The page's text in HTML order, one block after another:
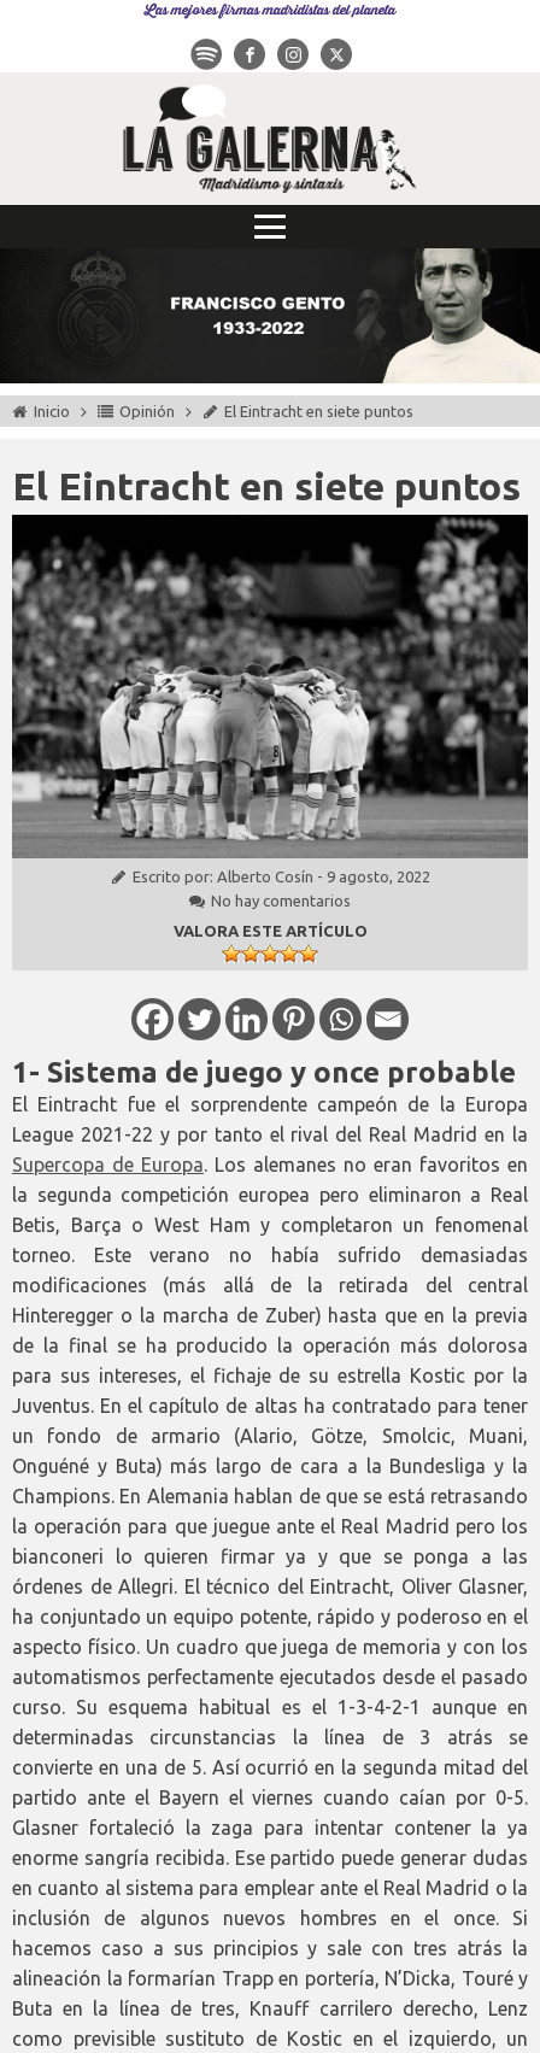
Las mejores firmas madridistas del planeta
Inicio Opinión El Eintracht en siete puntos
El Eintracht en siete puntos
Escrito por: Alberto Cosín - 9 agosto, 2022
No hay comentarios
VALORA ESTE ARTÍCULO
1- Sistema de juego y once probable
El Eintracht fue el sorprendente campeón de la Europa
League 2021-22 y por tanto el rival del Real Madrid en la
Supercopa de Europa. Los alemanes no eran favoritos en
la segunda competición europea pero eliminaron a Real
Betis, Barça o West Ham y completaron un fenomenal
torneo. Este verano no había sufrido demasiadas
modificaciones (más allá de la retirada del central
Hinteregger o la marcha de Zuber) hasta que en la previa
de la final se ha producido la operación más dolorosa
para sus intereses, el fichaje de su estrella Kostic por la
Juventus. En el capítulo de altas ha contratado para tener
un fondo de armario (Alario, Götze, Smolcic, Muani,
Onguéné y Buta) más largo de cara a la Bundesliga y la
Champions. En Alemania hablan de que se está retrasando
la operación para que juegue ante el Real Madrid pero los
bianconeri lo quieren firmar ya y que se ponga a las
órdenes de Allegri. El técnico del Eintracht, Oliver Glasner,
ha conjuntado un equipo potente, rápido y poderoso en el
aspecto físico. Un cuadro que juega de memoria y con los
automatismos perfectamente ejecutados desde el pasado
curso. Su esquema habitual es el 1-3-4-2-1 aunque en
determinadas circunstancias la línea de 3 atrás se
convierte en una de 5. Así ocurrió en la segunda mitad del
partido ante el Bayern el viernes cuando caían por 0-5.
Glasner fortaleció la zaga para intentar contener la ya
enorme sangría recibida. Ese partido puede generar dudas
en cuanto al sistema para emplear ante el Real Madrid o la
inclusión de algunos nuevos hombres en el once. Si
hacemos caso a sus principios y sale con tres atrás la
alineación la formarían Trapp en portería, N’Dicka, Touré y
Buta en la línea de tres, Knauff carrilero derecho, Lenz
como previsible sustituto de Kostic en el izquierdo, un